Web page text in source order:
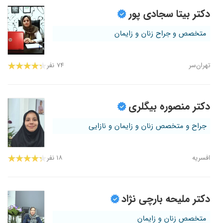
دکتر بیتا سجادی پور
متخصص و جراح زنان و زایمان
تهران‌سر ۷۴ نفر
دکتر منصوره بیگلری
جراح و متخصص زنان و زایمان و نازایی
افسریه ۱۸ نفر
دکتر ملیحه بارچی نژاد
متخصص زنان و زایمان